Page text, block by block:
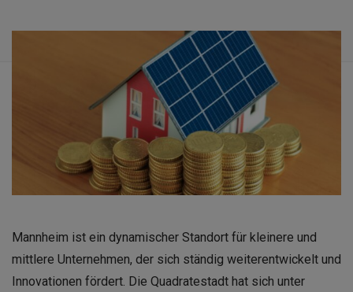
Mannheim ist ein dynamischer Standort für kleinere und
mittlere Unternehmen, der sich ständig weiterentwickelt und
Innovationen fördert. Die Quadratestadt hat sich unter